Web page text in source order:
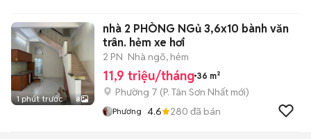
1 phút trước 8
nhà 2 PHÒNG NGủ 3,6x10 bành văn
trân. hẻm xe hơi
2 PN Nhà ngõ, hẻm
11,9 triệu/tháng 36 m²
Phường 7 (P. Tân Sơn Nhất mới)
Phương 4.6 280 đã bán